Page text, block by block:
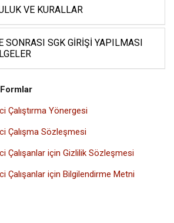
VE KURALLAR
SONRASI SGK GIRIŞI YAPILMASI
Çalıştırma Yönergesi
Çalışma Sözleşmesi
Çalışanlar için Gizlilik Sözleşmesi
Çalışanlar için Bilgilendirme Metni